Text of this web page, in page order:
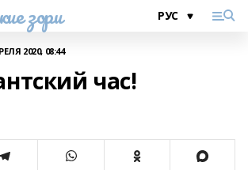
зори
2020, 08:44
час!